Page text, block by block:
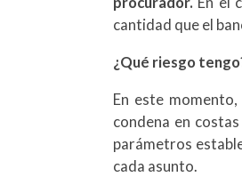
cantidad que el
¿Qué riesgo
En este
condena en
parámetros
cada asunto.